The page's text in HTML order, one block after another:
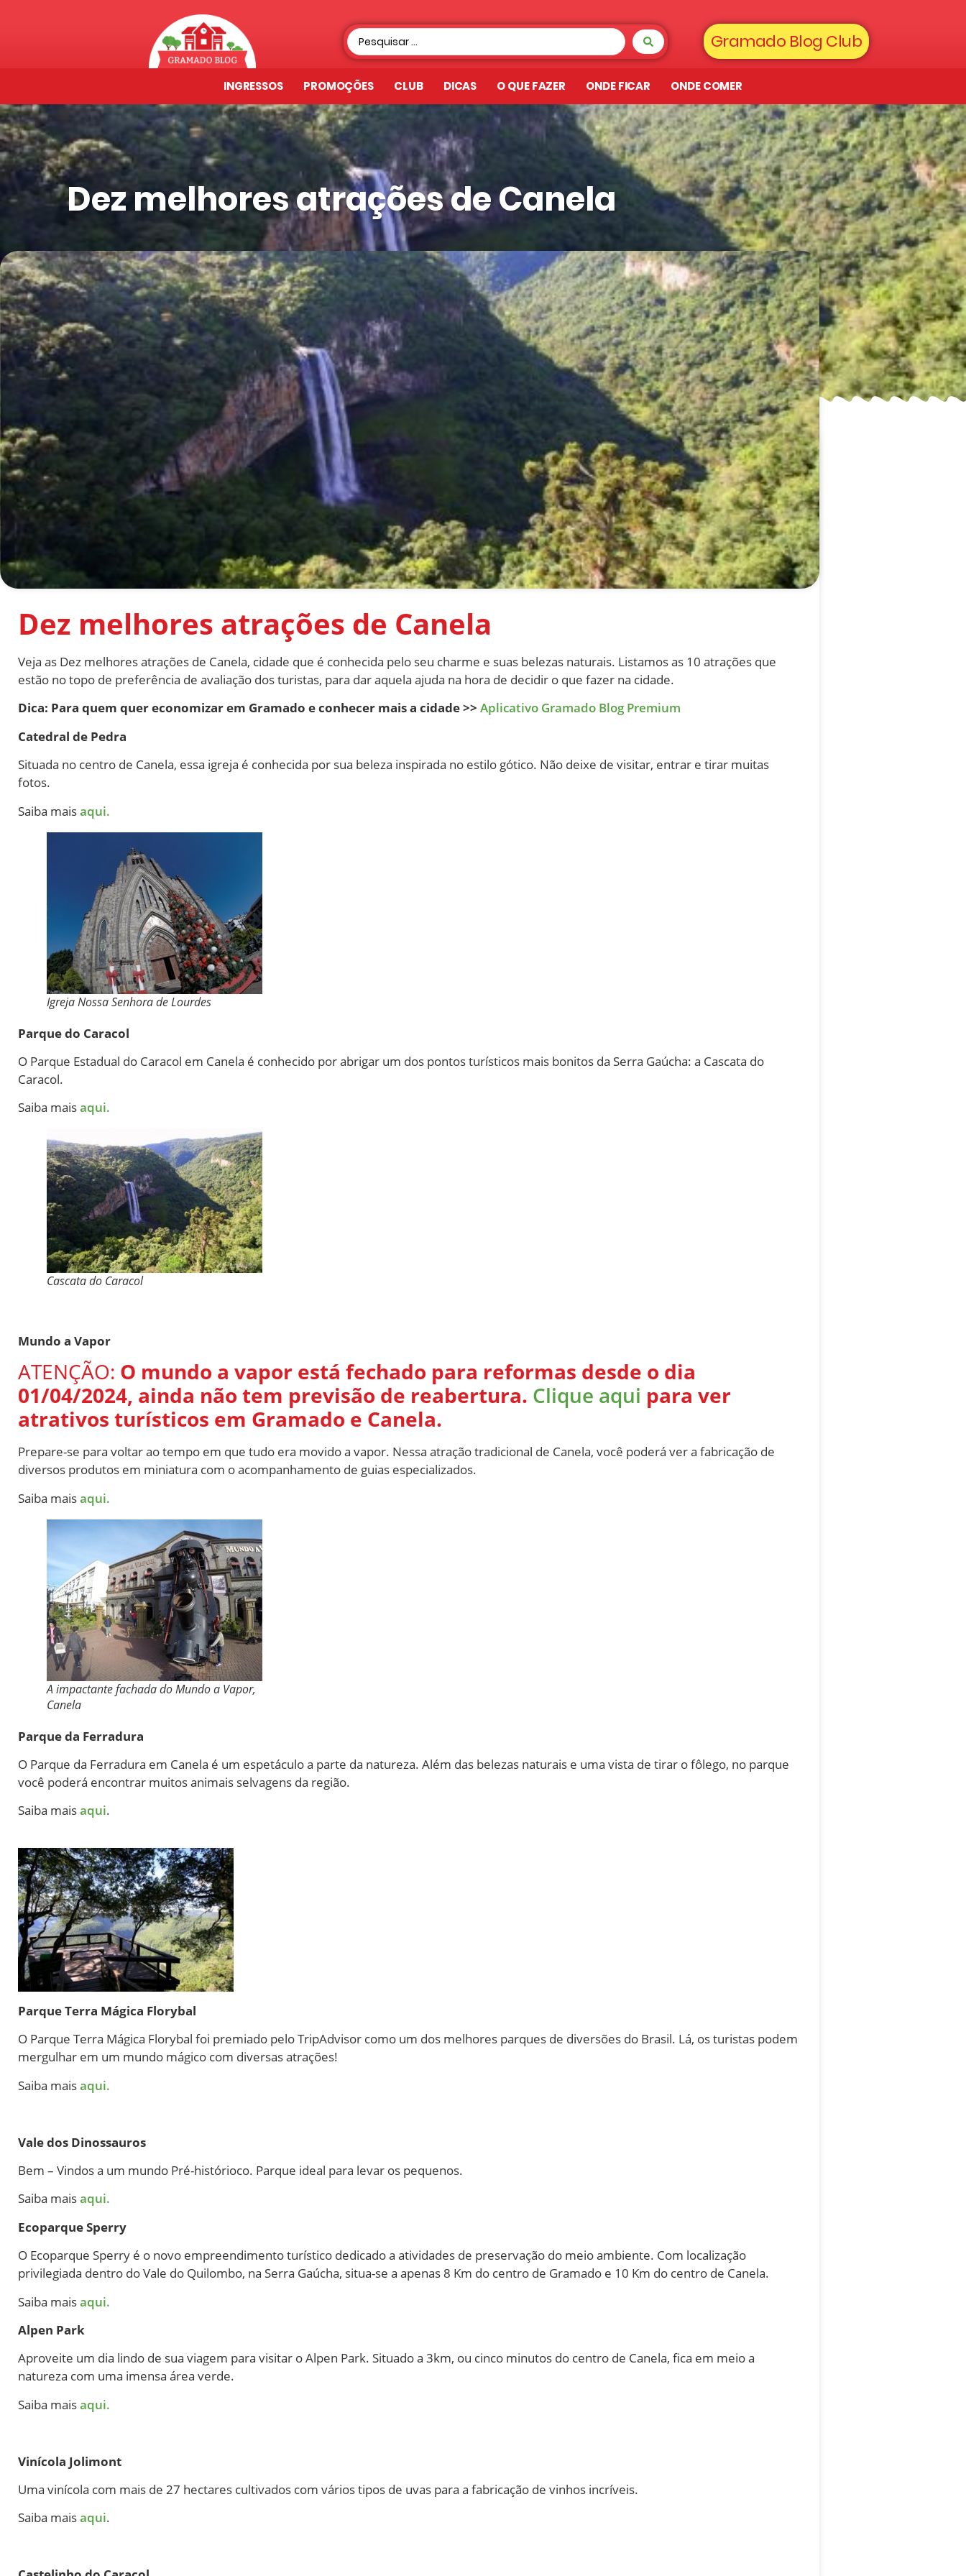
Gramado Blog Club
INGRESSOS PROMOÇÕES CLUB DICAS O QUE FAZER ONDE FICAR ONDE COMER
Dez melhores atrações de Canela
Dez melhores atrações de Canela
Veja as Dez melhores atrações de Canela, cidade que é conhecida pelo seu charme e suas belezas naturais. Listamos as 10 atrações que
estão no topo de preferência de avaliação dos turistas, para dar aquela ajuda na hora de decidir o que fazer na cidade.
Dica: Para quem quer economizar em Gramado e conhecer mais a cidade >> Aplicativo Gramado Blog Premium
Catedral de Pedra
Situada no centro de Canela, essa igreja é conhecida por sua beleza inspirada no estilo gótico. Não deixe de visitar, entrar e tirar muitas
fotos.
Saiba maisaqui.
Igreja Nossa Senhora de Lourdes
Parque do Caracol
O Parque Estadual do Caracol em Canela é conhecido por abrigar um dos pontos turísticos mais bonitos da Serra Gaúcha: a Cascata do
Caracol.
Saiba maisaqui.
Cascata do Caracol
Mundo a Vapor
ATENÇÃO: O mundo a vapor está fechado para reformas desde o dia
01/04/2024, ainda não tem previsão de reabertura. Clique aqui para ver
atrativos turísticos em Gramado e Canela.
Prepare-se para voltar ao tempo em que tudo era movido a vapor. Nessa atração tradicional de Canela, você poderá ver a fabricação de
diversos produtos em miniatura com o acompanhamento de guias especializados.
Saiba maisaqui.
A impactante fachada do Mundo a Vapor,
Canela
Parque da Ferradura
O Parque da Ferradura em Canela é um espetáculo a parte da natureza. Além das belezas naturais e uma vista de tirar o fôlego, no parque
você poderá encontrar muitos animais selvagens da região.
Saiba maisaqui.
Parque Terra Mágica Florybal
O Parque Terra Mágica Florybal foi premiado pelo TripAdvisor como um dos melhores parques de diversões do Brasil. Lá, os turistas podem
mergulhar em um mundo mágico com diversas atrações!
Saiba maisaqui.
Vale dos Dinossauros
Bem – Vindos a um mundo Pré-histórioco. Parque ideal para levar os pequenos.
Saiba maisaqui.
Ecoparque Sperry
O Ecoparque Sperry é o novo empreendimento turístico dedicado a atividades de preservação do meio ambiente. Com localização
privilegiada dentro do Vale do Quilombo, na Serra Gaúcha, situa-se a apenas 8 Km do centro de Gramado e 10 Km do centro de Canela.
Saiba maisaqui.
Alpen Park
Aproveite um dia lindo de sua viagem para visitar o Alpen Park. Situado a 3km, ou cinco minutos do centro de Canela, fica em meio a
natureza com uma imensa área verde.
Saiba maisaqui.
Vinícola Jolimont
Uma vinícola com mais de 27 hectares cultivados com vários tipos de uvas para a fabricação de vinhos incríveis.
Saiba maisaqui.